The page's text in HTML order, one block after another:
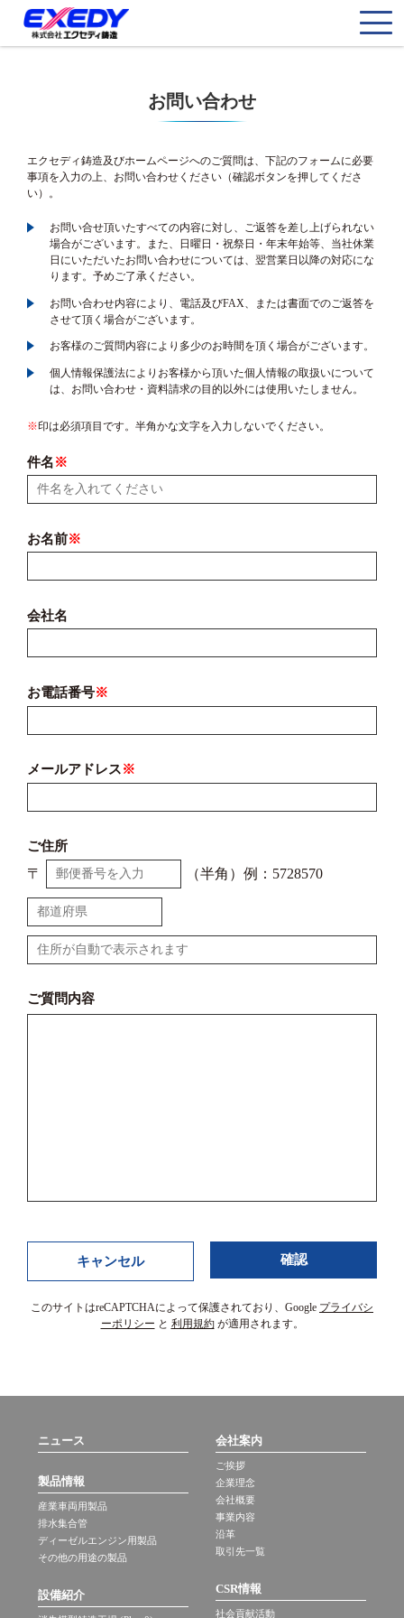
お問い合わせ
エクセディ鋳造及びホームページへのご質問は、下記のフォームに必要
事項を入力の上、お問い合わせください（確認ボタンを押してくださ
い）。
お問い合せ頂いたすべての内容に対し、ご返答を差し上げられない
場合がございます。また、日曜日・祝祭日・年末年始等、当社休業
日にいただいたお問い合わせについては、翌営業日以降の対応にな
ります。予めご了承ください。
お問い合わせ内容により、電話及びFAX、または書面でのご返答を
させて頂く場合がございます。
お客様のご質問内容により多少のお時間を頂く場合がございます。
個人情報保護法によりお客様から頂いた個人情報の取扱いについて
は、お問い合わせ・資料請求の目的以外には使用いたしません。
※印は必須項目です。半角かな文字を入力しないでください。
件名※
お名前※
会社名
お電話番号※
メールアドレス※
ご住所
〒 （半角）例：5728570
ご質問内容
キャンセル
このサイトはreCAPTCHAによって保護されており、Google プライバシ
ーポリシー と 利用規約が適用されます。
ニュース
製品情報
産業車両用製品
排水集合管
ディーゼルエンジン用製品
その他の用途の製品
設備紹介
会社案内
ご挨拶
企業理念
会社概要
事業内容
沿革
取引先一覧
CSR情報
社会貢献活動